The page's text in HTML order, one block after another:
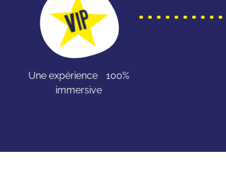
Une expérience 100%
immersive